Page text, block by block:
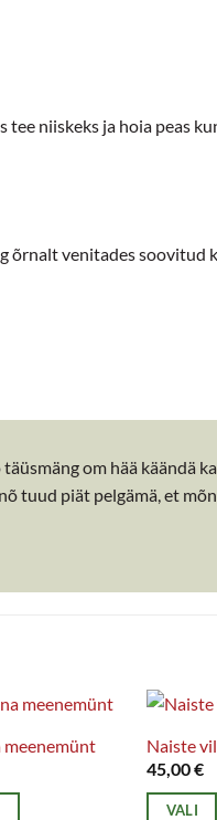
niiskeks ja hoia peas
õrnalt venitades soovitud
om hää käändä
tuud piät pelgämä, et
meenemünt
Naiste
45,00€
VALI